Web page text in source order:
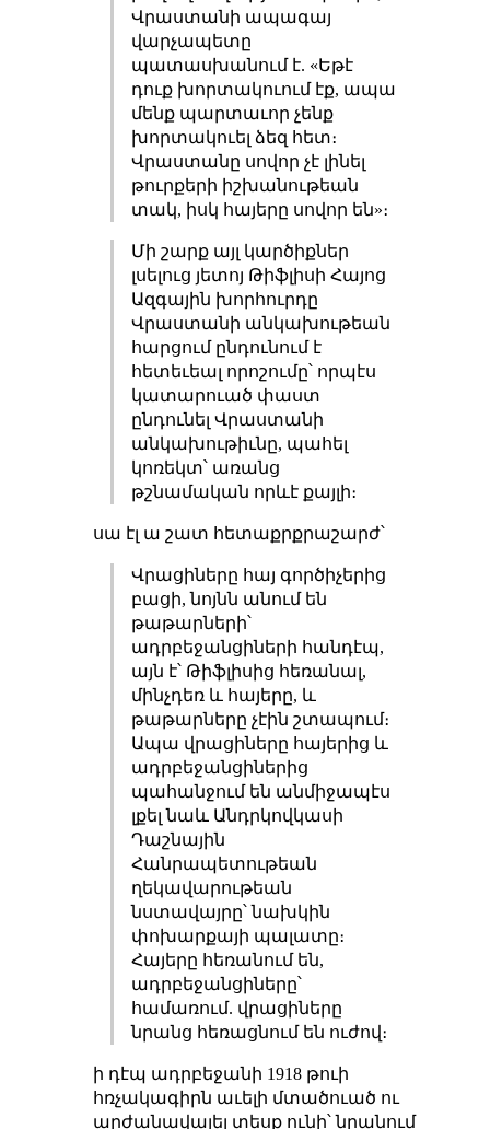
Վրաստանի ապագայ
վարչապետը
պատասխանում է. «Եթէ
դուք խորտակուում էք, ապա
մենք պարտաւոր չենք
խորտակուել ձեզ հետ։
Վրաստանը սովոր չէ լինել
թուրքերի իշխանութեան
տակ, իսկ հայերը սովոր են»։
Մի շարք այլ կարծիքներ
լսելուց յետոյ Թիֆլիսի Հայոց
Ազգային խորհուրդը
Վրաստանի անկախութեան
հարցում ընդունում է
հետեւեալ որոշումը՝ որպէս
կատարուած փաստ
ընդունել Վրաստանի
անկախութիւնը, պահել
կոռեկտ՝ առանց
թշնամական որևէ քայլի։
սա էլ ա շատ հետաքրքրաշարժ՝
Վրացիները հայ գործիչերից
բացի, նոյնն անում են
թաթարների՝
ադրբեջանցիների հանդէպ,
այն է՝ Թիֆլիսից հեռանալ,
մինչդեռ և հայերը, և
թաթարները չէին շտապում։
Ապա վրացիները հայերից և
ադրբեջանցիներից
պահանջում են անմիջապէս
լքել նաև Անդրկովկասի
Դաշնային
Հանրապետութեան
ղեկավարութեան
նստավայրը՝ նախկին
փոխարքայի պալատը։
Հայերը հեռանում են,
ադրբեջանցիները՝
համառում. վրացիները
նրանց հեռացնում են ուժով։
ի դէպ ադրբեջանի 1918 թուի
հռչակագիրն աւելի մտածուած ու
արժանավայել տեսքունի՝ նրանում